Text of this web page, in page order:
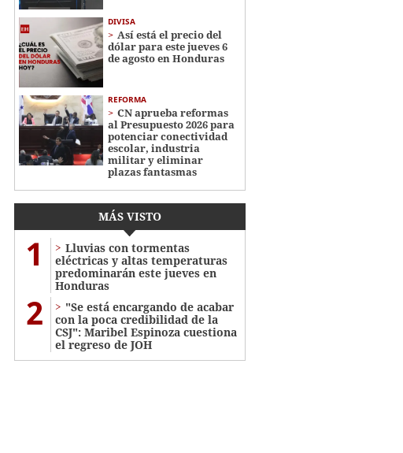
DIVISA
Así está el precio del
dólar para este jueves 6
de agosto en Honduras
REFORMA
CN aprueba reformas
al Presupuesto 2026 para
potenciar conectividad
escolar, industria
militar y eliminar
plazas fantasmas
MÁS VISTO
1
Lluvias con tormentas
eléctricas y altas temperaturas
predominarán este jueves en
Honduras
2
"Se está encargando de acabar
con la poca credibilidad de la
CSJ": Maribel Espinoza cuestiona
el regreso de JOH